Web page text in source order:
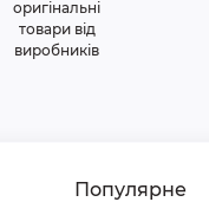
оригінальні
товари від
виробників
Популярне